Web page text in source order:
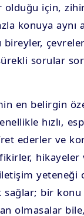
olduğu için,
konuya aynı
sorular
en belirgin
hızlı,
ederler ve
hikayeler
yeteneği
bir konu
olmasalar